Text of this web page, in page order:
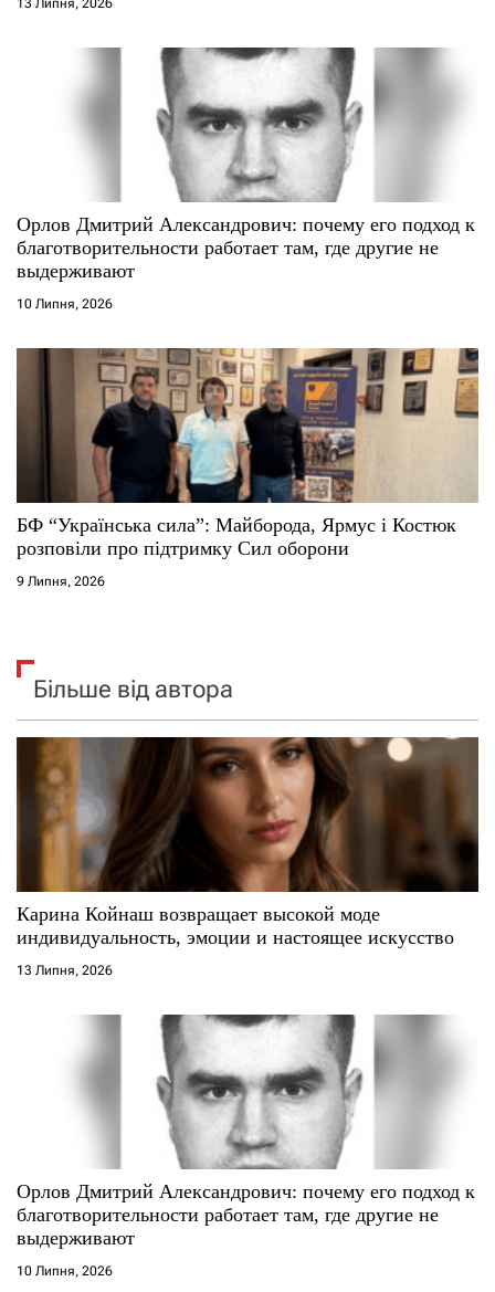
в
13 Липня, 2026
Орлов Дмитрий Александрович: почему его подход к
благотворительности работает там, где другие не
выдерживают
10 Липня, 2026
БФ “Українська сила”: Майборода, Ярмус і Костюк
розповіли про підтримку Сил оборони
9 Липня, 2026
Більше від автора
Карина Койнаш возвращает высокой моде
индивидуальность, эмоции и настоящее искусство
13 Липня, 2026
Орлов Дмитрий Александрович: почему его подход к
благотворительности работает там, где другие не
выдерживают
10 Липня, 2026